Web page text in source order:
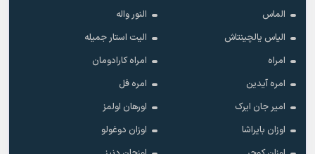
الماس
النور واله
الیاس یالچینتاش
الیت استار جمیله
امراه
امراه کارادومان
امره آیدین
امره فل
امیر جان ایرک
اورهان اولمز
اوزان بایراشا
اوزان دوغولو